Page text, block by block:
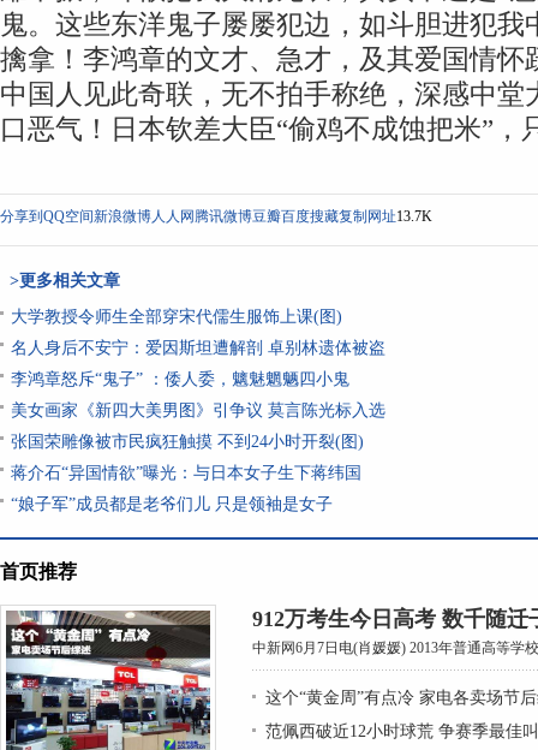
鬼。这些东洋鬼子屡屡犯边，如斗胆进犯我
擒拿！李鸿章的文才、急才，及其爱国情怀
中国人见此奇联，无不拍手称绝，深感中堂
口恶气！日本钦差大臣“偷鸡不成蚀把米”，
分享到 QQ空间新浪微博人人网 腾讯微博豆瓣百度搜藏复制网址13.7K
>更多相关文章
大学教授令师生全部穿宋代儒生服饰上课(图)
名人身后不安宁：爱因斯坦遭解剖 卓别林遗体被盗
李鸿章怒斥“鬼子” ：倭人委，魑魅魍魉四小鬼
美女画家《新四大美男图》引争议 莫言陈光标入选
张国荣雕像被市民疯狂触摸 不到24小时开裂(图)
蒋介石“异国情欲”曝光：与日本女子生下蒋纬国
“娘子军”成员都是老爷们儿 只是领袖是女子
首页推荐
912万考生今日高考 数千随迁
中新网6月7日电(肖媛媛) 2013年普通高等学
这个“黄金周”有点冷 家电各卖场节
范佩西破近12小时球荒 争赛季最佳